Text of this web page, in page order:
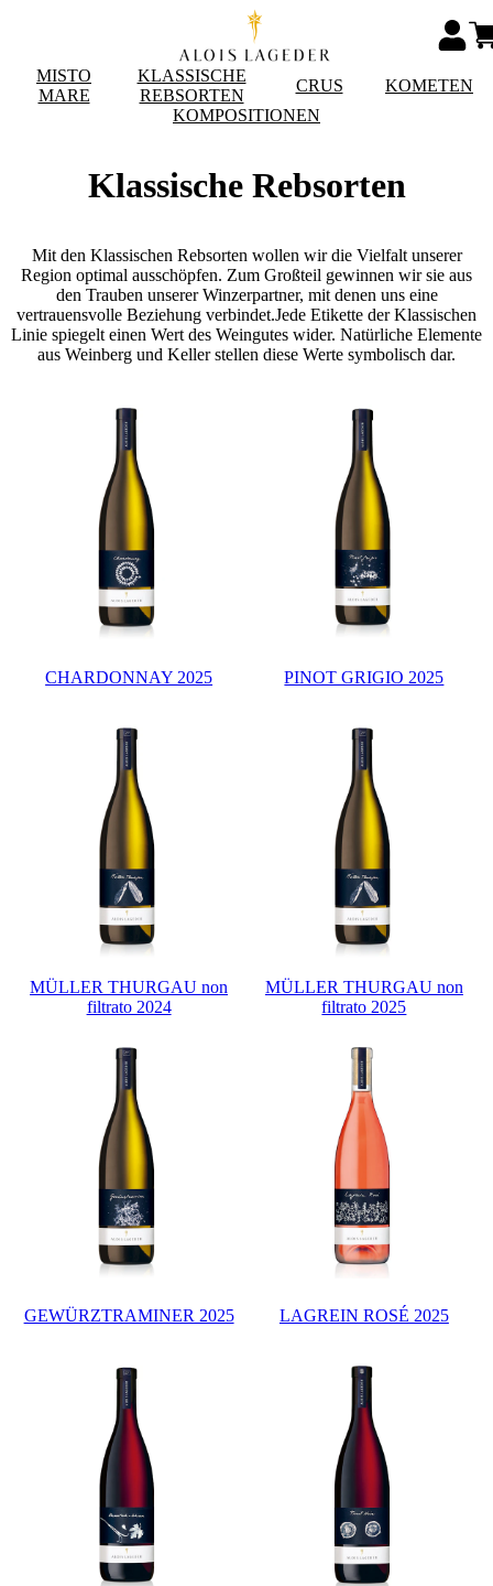
MISTO
MARE
KLASSISCHE
REBSORTEN
CRUS
KOMETEN
KOMPOSITIONEN
Klassische Rebsorten
Mit den Klassischen Rebsorten wollen wir die Vielfalt unserer
Region optimal ausschöpfen. Zum Großteil gewinnen wir sie aus
den Trauben unserer Winzerpartner, mit denen uns eine
vertrauensvolle Beziehung verbindet.Jede Etikette der Klassischen
Linie spiegelt einen Wert des Weingutes wider. Natürliche Elemente
aus Weinberg und Keller stellen diese Werte symbolisch dar.
CHARDONNAY 2025 PINOT GRIGIO 2025
MÜLLER THURGAU non
filtrato 2024
MÜLLER THURGAU non
filtrato 2025
GEWÜRZTRAMINER 2025 LAGREIN ROSÉ 2025